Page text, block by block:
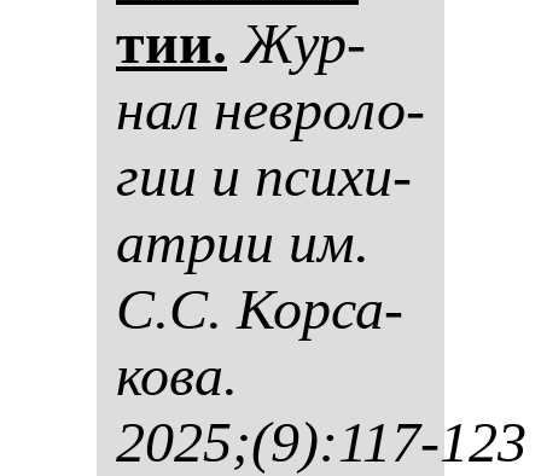
тии. Жур­
нал нев­ро­ло­
гии и пси­хи­
ат­рии им.
С.С. Кор­са­
ко­ва.
2025;(9):117-123